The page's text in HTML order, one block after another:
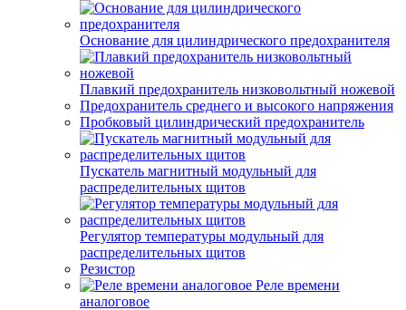
Основание для цилиндрического предохранителя
Плавкий предохранитель низковольтный ножевой
Предохранитель среднего и высокого напряжения
Пробковый цилиндрический предохранитель
Пускатель магнитный модульный для
распределительных щитов
Регулятор температуры модульный для
распределительных щитов
Резистор
Реле времени
аналоговое